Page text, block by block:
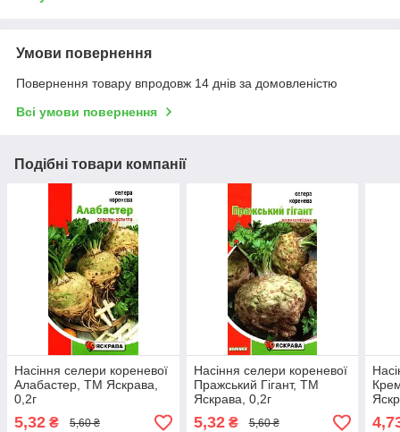
Умови повернення
Повернення товару впродовж 14 днів за домовленістю
Всі умови повернення
Подібні товари компанії
Насіння селери кореневої
Алабастер, ТМ Яскрава,
0,2г
5,32 ₴ 5,60 ₴
Насіння селери кореневої
Пражський Гігант, ТМ
Яскрава, 0,2г
5,32₴ 5,60 ₴